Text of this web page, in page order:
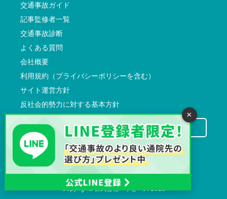
交通事故ガイド
記事監修者一覧
交通事故診断
よくある質問
会社概要
利用規約（プライバシーポリシーを含む）
サイト運営方針
反社会的勢力に対する基本方針
交通事故病院サーチに掲載希望の先生方へ
Copyrights株式会社ハッピーズ2026
×